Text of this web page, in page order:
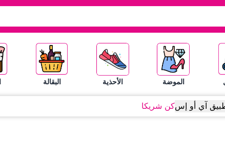
الموضة الأحذية البقالة
آي أو إسكن شريكا